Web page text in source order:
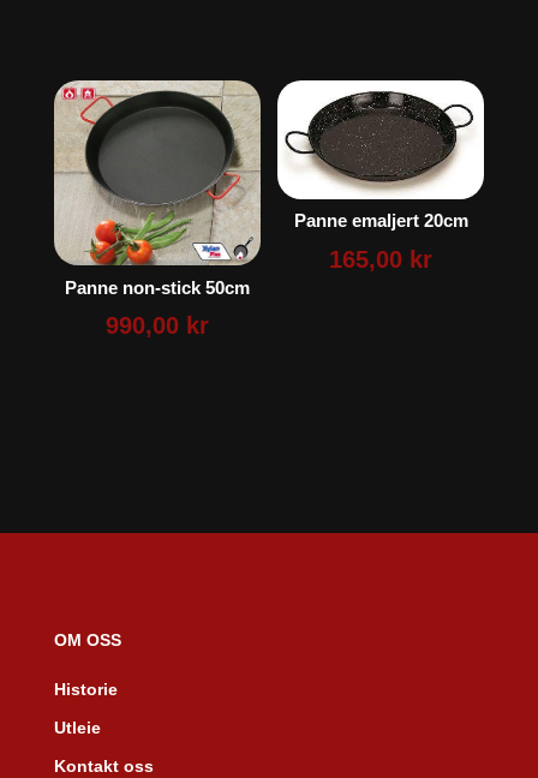
Panne non-stick 50cm
990,00 kr
Panne emaljert 20cm
165,00 kr
OM OSS
Historie
Utleie
Kontakt oss